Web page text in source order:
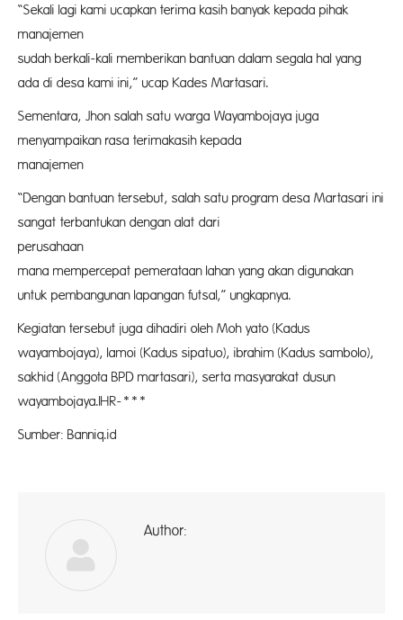
“Sekali lagi kami ucapkan terima kasih banyak kepada pihak
sudah berkali-kali memberikan bantuan dalam segala hal yang
ada di desa kami ini,” ucap Kades Martasari.
Sementara, Jhon salah satu warga Wayambojaya juga
menyampaikan rasa terimakasih kepada
“Dengan bantuan tersebut, salah satu program desa Martasari ini
sangat terbantukan dengan alat dari
mana mempercepat pemerataan lahan yang akan digunakan
untuk pembangunan lapangan futsal,” ungkapnya.
Kegiatan tersebut juga dihadiri oleh Moh yato (Kadus
wayambojaya), lamoi (Kadus sipatuo), ibrahim (Kadus sambolo),
sakhid (Anggota BPD martasari), serta masyarakat dusun
wayambojaya.IHR-***
Sumber: Banniq.id
Author: